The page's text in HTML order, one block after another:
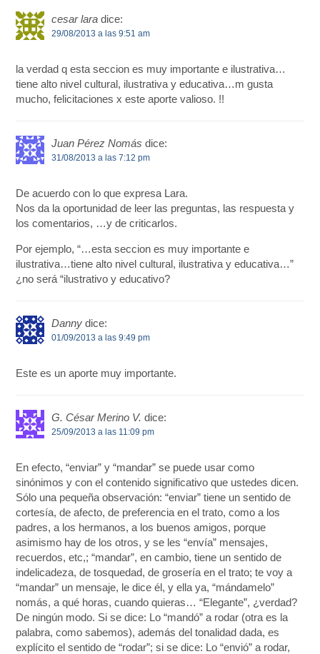
cesar lara dice:
29/08/2013 a las 9:51 am
la verdad q esta seccion es muy importante e ilustrativa…
tiene alto nivel cultural, ilustrativa y educativa…m gusta
mucho, felicitaciones x este aporte valioso. !!
Juan Pérez Nomás dice:
31/08/2013 a las 7:12 pm
De acuerdo con lo que expresa Lara.
Nos da la oportunidad de leer las preguntas, las respuesta y
los comentarios, …y de criticarlos.
Por ejemplo, “…esta seccion es muy importante e
ilustrativa…tiene alto nivel cultural, ilustrativa y educativa…”
¿no será “ilustrativo y educativo?
Danny dice:
01/09/2013 a las 9:49 pm
Este es un aporte muy importante.
G. César Merino V. dice:
25/09/2013 a las 11:09 pm
En efecto, “enviar” y “mandar” se puede usar como
sinónimos y con el contenido significativo que ustedes dicen.
Sólo una pequeña observación: “enviar” tiene un sentido de
cortesía, de afecto, de preferencia en el trato, como a los
padres, a los hermanos, a los buenos amigos, porque
asimismo hay de los otros, y se les “envía” mensajes,
recuerdos, etc,; “mandar”, en cambio, tiene un sentido de
indelicadeza, de tosquedad, de grosería en el trato; te voy a
“mandar” un mensaje, le dice él, y ella ya, “mándamelo”
nomás, a qué horas, cuando quieras… “Elegante”, ¿verdad?
De ningún modo. Si se dice: Lo “mandó” a rodar (otra es la
palabra, como sabemos), además del tonalidad dada, es
explícito el sentido de “rodar”; si se dice: Lo “envió” a rodar,